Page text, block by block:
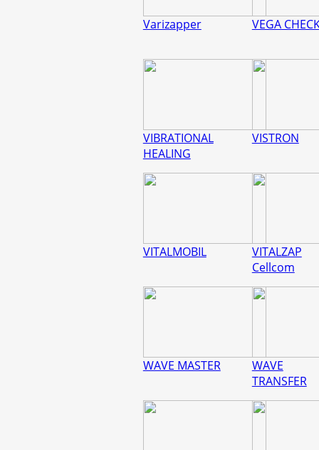
Varizapper VEGA
VIBRATIONAL
HEALING
VISTRON
VITALMOBIL
VITALZAP
Cellcom
WAVE MASTER
WAVE
TRANSFER